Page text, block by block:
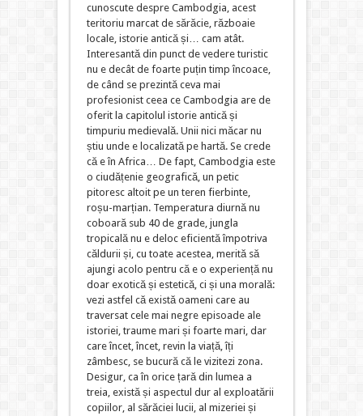
cunoscute despre Cambodgia, acest
teritoriu marcat de sărăcie, războaie
locale, istorie antică și… cam atât.
Interesantă din punct de vedere turistic
nu e decât de foarte puțin timp încoace,
de când se prezintă ceva mai
profesionist ceea ce Cambodgia are de
oferit la capitolul istorie antică și
timpuriu medievală. Unii nici măcar nu
știu unde e localizată pe hartă. Se crede
că e în Africa… De fapt, Cambodgia este
o ciudățenie geografică, un petic
pitoresc altoit pe un teren fierbinte,
roșu-marțian. Temperatura diurnă nu
coboară sub 40 de grade, jungla
tropicală nu e deloc eficientă împotriva
căldurii și, cu toate acestea, merită să
ajungi acolo pentru că e o experiență nu
doar exotică și estetică, ci și una morală:
vezi astfel că există oameni care au
traversat cele mai negre episoade ale
istoriei, traume mari și foarte mari, dar
care încet, încet, revin la viață, îți
zâmbesc, se bucură că le vizitezi zona.
Desigur, ca în orice țară din lumea a
treia, există și aspectul dur al exploatării
copiilor, al sărăciei lucii, al mizeriei și